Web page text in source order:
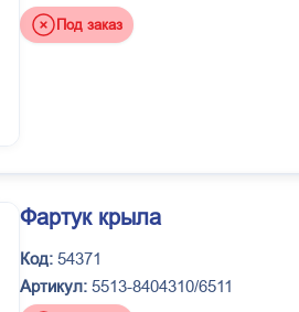
Под заказ
Фартук крыла
Код: 54371
Артикул: 5513-8404310/6511